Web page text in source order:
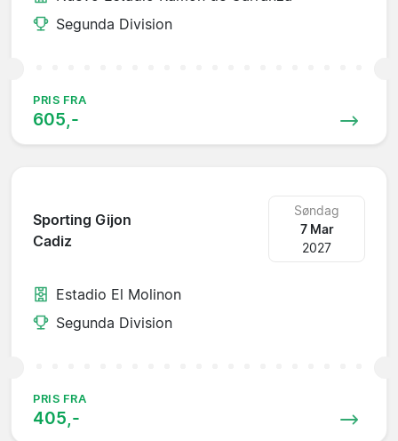
Segunda Division
PRIS FRA
605,-
Sporting Gijon
Cadiz
Søndag
7 Mar
2027
Estadio El Molinon
Segunda Division
PRIS FRA
405,-